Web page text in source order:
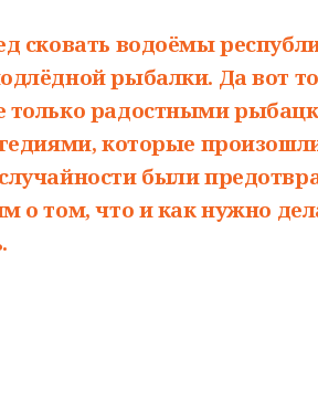
сковать водоёмы
рыбалки. Да вот
только радостными
которые
были
о том, что и как нужно